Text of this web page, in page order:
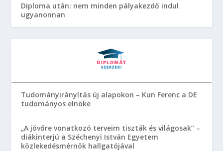
Diploma után: nem minden pályakezdő indul
ugyanonnan
Tudományirányítás új alapokon – Kun Ferenc a DE
tudományos elnöke
„A jövőre vonatkozó terveim tiszták és világosak” –
diákinterjú a Széchenyi István Egyetem
közlekedésmérnök hallgatójával